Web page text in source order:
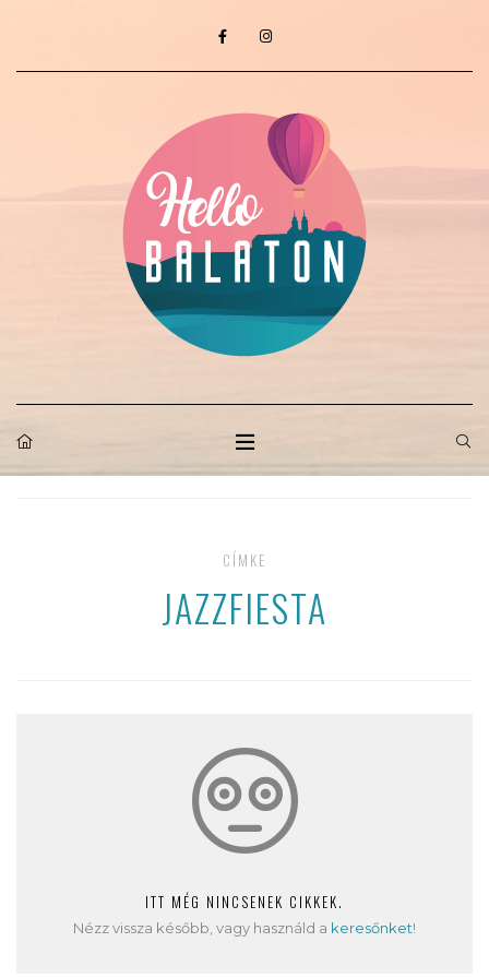
CÍMKE
JAZZFIESTA
ITT MÉG NINCSENEK CIKKEK.
Nézz vissza később, vagy használd a keresőnket!